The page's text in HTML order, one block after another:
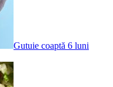
Gutuie coaptă 6 luni